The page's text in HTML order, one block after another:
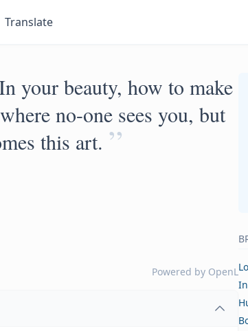
Translate
your beauty, how to make
no-one sees you, but
this art. ”
Powered by OpenL